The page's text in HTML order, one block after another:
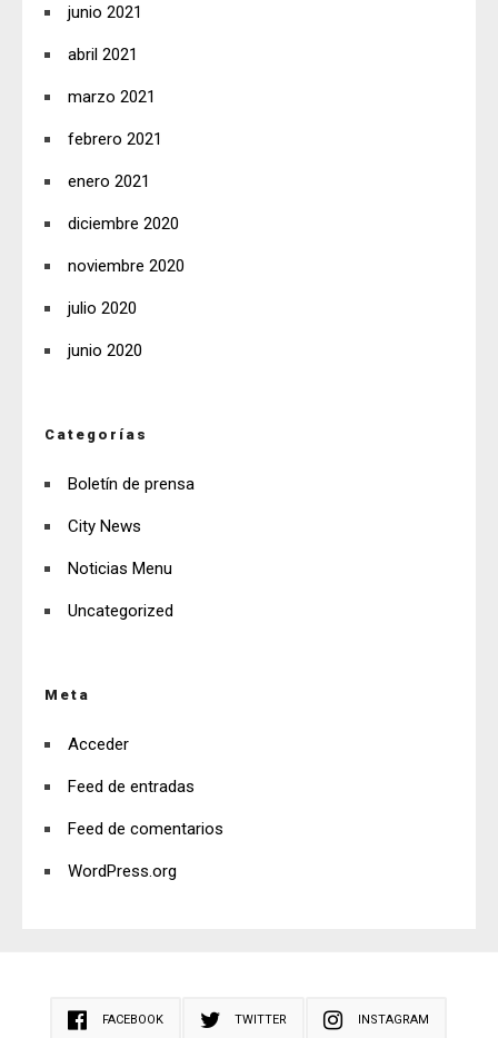
junio 2021
abril 2021
marzo 2021
febrero 2021
enero 2021
diciembre 2020
noviembre 2020
julio 2020
junio 2020
Categorías
Boletín de prensa
City News
Noticias Menu
Uncategorized
Meta
Acceder
Feed de entradas
Feed de comentarios
WordPress.org
FACEBOOK TWITTER INSTAGRAM